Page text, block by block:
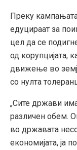
Преку
едуцираат за
цел да се
од корупцијата,
движење во
со нулта
„Сите држави
различен обем.
во државата
економијата, ја